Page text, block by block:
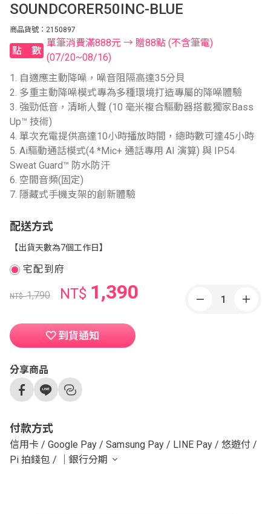
SOUNDCORER50INC-BLUE
商品貨號：2150897
點數
單筆消費滿888元 → 贈88點 (不含筆電)
(07/20~08/16)
1. 自適應主動降噪，噪音阻隔高達35分貝
2. 多重主動降噪模式專為多種環境打造專屬的降噪體驗
3. 強勁低音，清晰人聲 (10 毫米複合驅動器搭載獨家Bass
Up™ 技術)
4. 單次充電提供高達10小時播放時間，總時數可達45小時
5. Ai驅動通話模式(4 *Mic+ 通話專用 AI 演算) 與 IP54
Sweat Guard™ 防水防汗
6. 空間音頻(固定)
7. 隱藏式手機支架的創新體驗
配送方式
【出貨天數為7個工作日】
宅配到府
NT$1,790 NT$ 1,390
到貨通知
分享商品
付款方式
信用卡 / Google Pay / Samsung Pay / LINE Pay / 悠遊付 /
Pi 拍錢包 / ｜銀行分期